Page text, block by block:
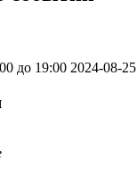
до 19:00 2024-08-25